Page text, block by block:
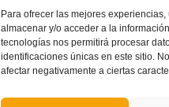
Para ofrecer las mejores
almacenar y/o acceder a la
tecnologías nos permitirá procesar
identificaciones únicas en este sitio.
afectar negativamente a ciertas